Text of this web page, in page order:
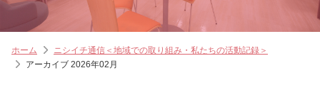
ホーム
ニシイチ通信＜地域での取り組み・私たちの活動記録＞
アーカイブ 2026年02月